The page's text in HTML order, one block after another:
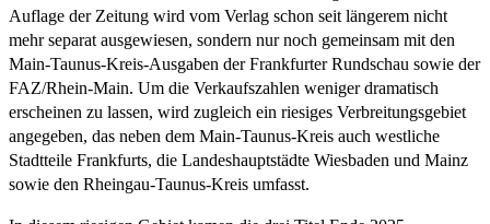
Auflage der Zeitung wird vom Verlag schon seit längerem nicht
mehr separat ausgewiesen, sondern nur noch gemeinsam mit den
Main-Taunus-Kreis-Ausgaben der Frankfurter Rundschau sowie der
FAZ/Rhein-Main. Um die Verkaufszahlen weniger dramatisch
erscheinen zu lassen, wird zugleich ein riesiges Verbreitungsgebiet
angegeben, das neben dem Main-Taunus-Kreis auch westliche
Stadtteile Frankfurts, die Landeshauptstädte Wiesbaden und Mainz
sowie den Rheingau-Taunus-Kreis umfasst.